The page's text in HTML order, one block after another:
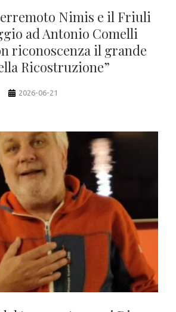
Nimis e il Friuli
ad Antonio Comelli
riconoscenza il grande
Ricostruzione”
2026-06-21